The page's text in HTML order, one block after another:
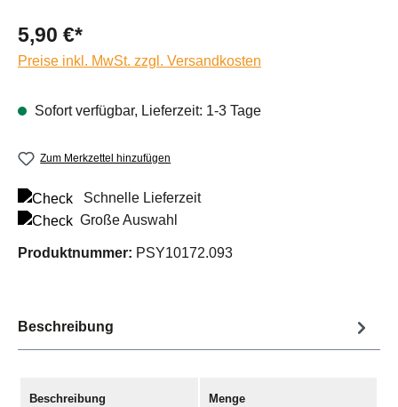
5,90 €*
Preise inkl. MwSt. zzgl. Versandkosten
Sofort verfügbar, Lieferzeit: 1-3 Tage
Zum Merkzettel hinzufügen
Schnelle Lieferzeit
Große Auswahl
Produktnummer: PSY10172.093
Beschreibung
Beschreibung Menge